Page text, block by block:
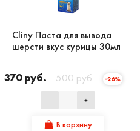
Cliny Паста для вывода
шерсти вкус курицы 30мл
370 руб. 500 руб. -26%
- +
В корзину